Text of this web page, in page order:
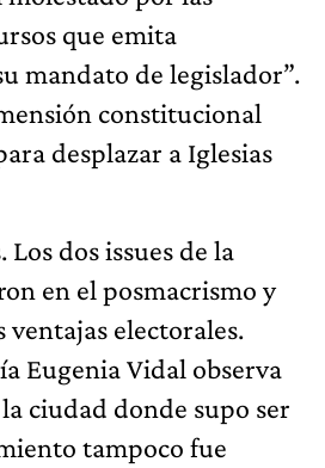
que emita
mandato de legislador”.
constitucional
desplazar a Iglesias
Los dos issues de la
en el posmacrismo y
ventajas electorales.
Eugenia Vidal observa
ciudad donde supo ser
tampoco fue